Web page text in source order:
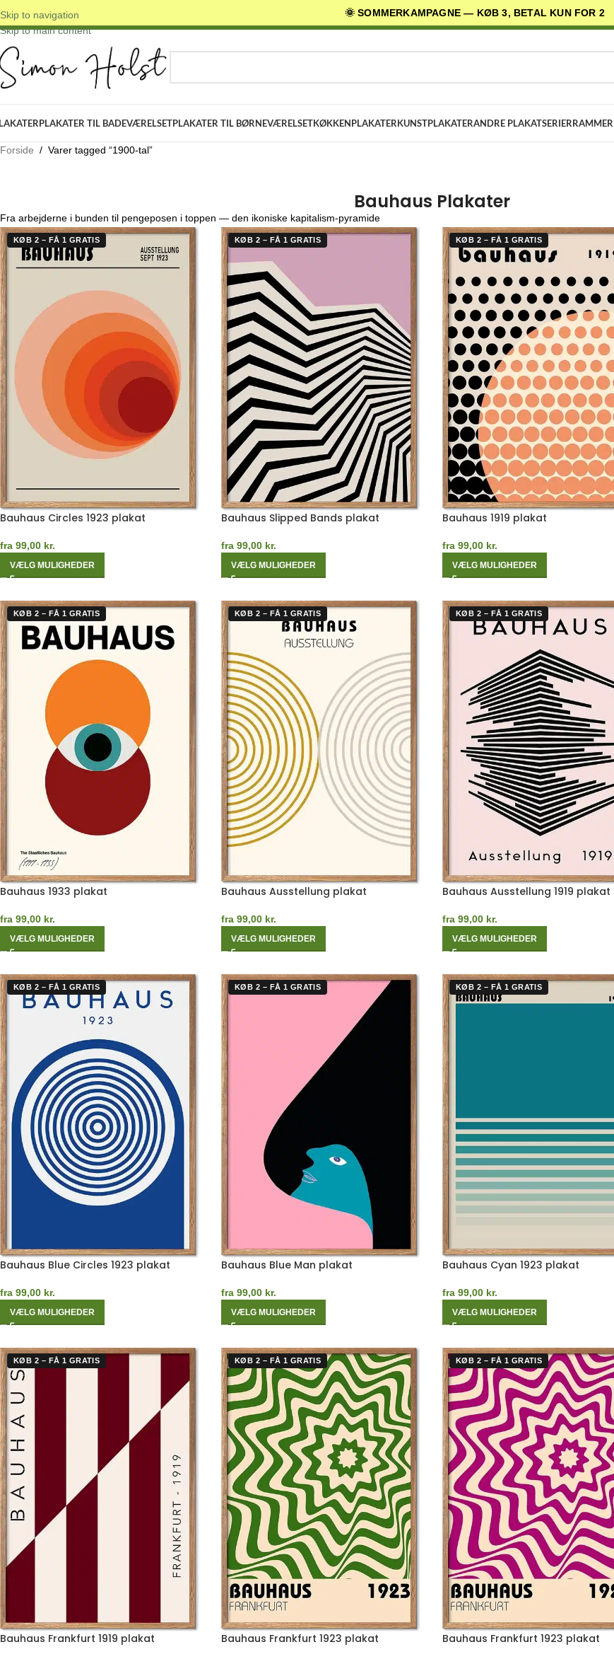
🌞 SOMMERKAMPAGNE — KØB 3, BETAL KUN FOR 2
Skip to navigation
Skip to main content
ORIGINALE DESIGNS ✓ 3-5 DAGES LEVERING ✓ 30 DAGES RETURRET ★ 4,5/5 PÅ TRUSTPILOT
PLAKATER TIL BADEVÆRELSETPLAKATER TIL BØRNEVÆRELSETKØKKENPLAKATERKUNSTPLAKATERANDRE PLAKATSERIERRAMMER
Forside / Varer tagged “1900-tal”
Bauhaus Plakater
Fra arbejderne i bunden til pengeposen i toppen — den ikoniske kapitalism-pyramide
KØB 2 – FÅ 1 GRATIS
Bauhaus Circles 1923 plakat
fra 99,00 kr.
VÆLG MULIGHEDER
KØB 2 – FÅ 1 GRATIS
Bauhaus Slipped Bands plakat
fra 99,00 kr.
VÆLG MULIGHEDER
KØB 2 – FÅ 1 GRATIS
Bauhaus 1919 plakat
fra 99,00 kr.
VÆLG MULIGHEDER
KØB 2 – FÅ 1 GRATIS
Bauhaus 1933 plakat
fra 99,00 kr.
VÆLG MULIGHEDER
KØB 2 – FÅ 1 GRATIS
Bauhaus Ausstellung plakat
fra 99,00 kr.
VÆLG MULIGHEDER
KØB 2 – FÅ 1 GRATIS
Bauhaus Ausstellung 1919 plakat
fra 99,00 kr.
VÆLG MULIGHEDER
KØB 2 – FÅ 1 GRATIS
Bauhaus Blue Circles 1923 plakat
fra 99,00 kr.
VÆLG MULIGHEDER
KØB 2 – FÅ 1 GRATIS
Bauhaus Blue Man plakat
fra 99,00 kr.
VÆLG MULIGHEDER
KØB 2 – FÅ 1 GRATIS
Bauhaus Cyan 1923 plakat
fra 99,00 kr.
VÆLG MULIGHEDER
KØB 2 – FÅ 1 GRATIS
Bauhaus Frankfurt 1919 plakat
KØB 2 – FÅ 1 GRATIS
Bauhaus Frankfurt 1923 plakat
KØB 2 – FÅ 1 GRATIS
Bauhaus Frankfurt 1923 plakat